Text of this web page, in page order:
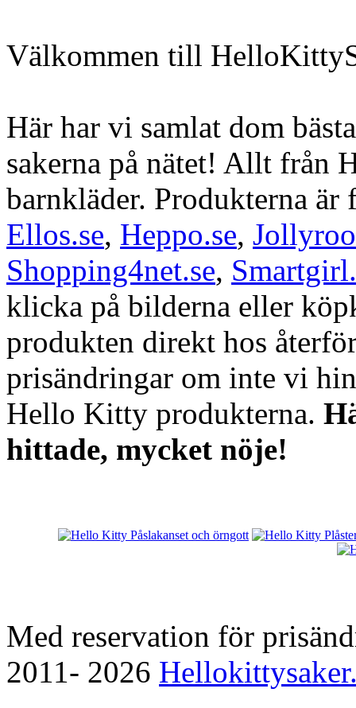
Välkommen till
Här har vi samlat dom
sakerna på nätet! Allt från
barnkläder. Produkterna är
Ellos.se, Heppo.se,
Shopping4net.se,
klicka på bilderna eller
produkten direkt hos
prisändringar om inte vi
Hello Kitty produkterna.
hittade, mycket nöje!
Med reservation för
2011- 2026